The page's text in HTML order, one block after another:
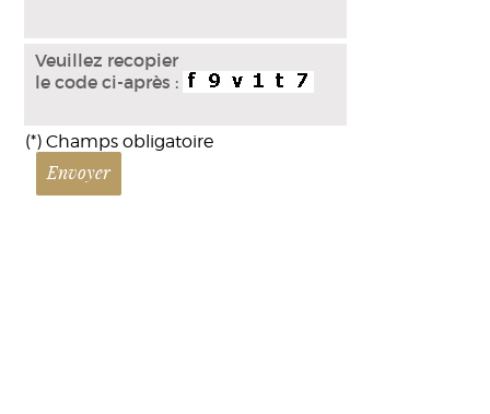
Veuillez recopier
le code ci-après :
(*) Champs obligatoire
Envoyer